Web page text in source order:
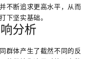
不断追求更高水平，从而
下坚实基础。
分析
群体产生了截然不同的反